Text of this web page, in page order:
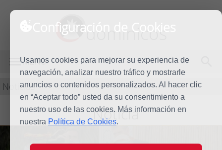
Configuración de Cookies
Usamos cookies para mejorar su experiencia de
navegación, analizar nuestro tráfico y mostrarle
anuncios o contenidos personalizados. Al hacer clic
en “Aceptar todo” usted da su consentimiento a
nuestro uso de las cookies. Más información en
nuestra Política de Cookies.
dominicos
MENÚ
Noticias
Noticia